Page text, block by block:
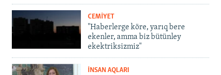
CEMİYET
"Haberlerge köre, yarıq bere
ekenler, amma biz bütünley
ekektriksizmiz"
İNSAN AQLARI